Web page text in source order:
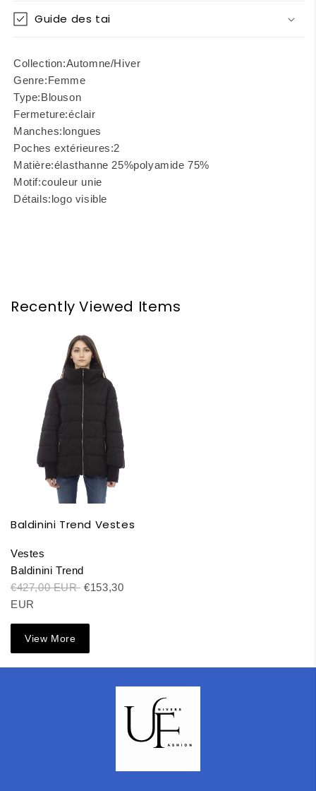
Guide des tai
Collection:Automne/Hiver
Genre:Femme
Type:Blouson
Fermeture:éclair
Manches:longues
Poches extérieures:2
Matière:élasthanne 25%polyamide 75%
Motif:couleur unie
Détails:logo visible
Recently Viewed Items
Baldinini Trend Vestes
Vestes
Baldinini Trend
€427,00 EUR €153,30
EUR
View More